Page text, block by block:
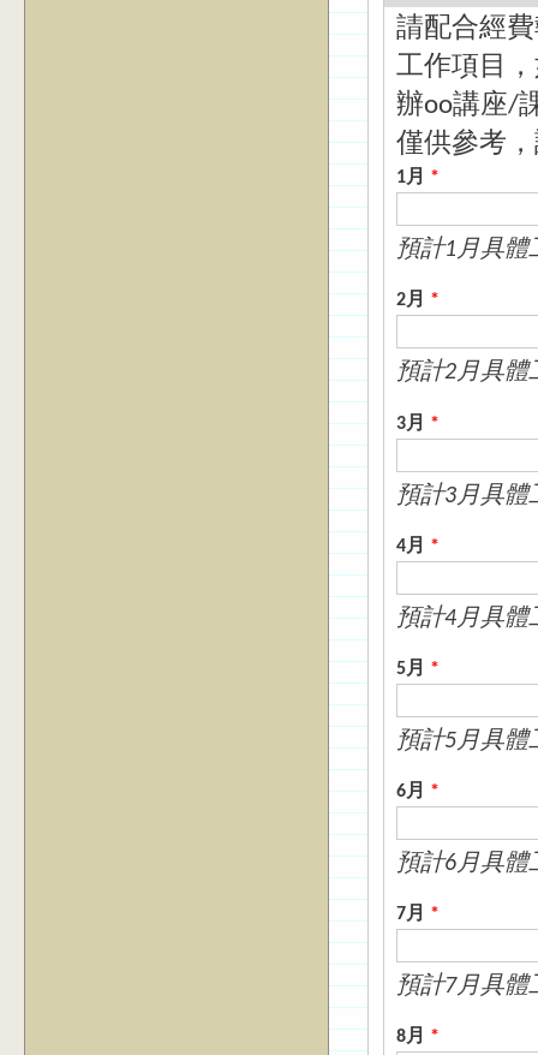
請配合經
工作項目
辦oo講座/
僅供參考
1月 *
預計1月具體
2月 *
預計2月具體
3月 *
預計3月具體
4月 *
預計4月具體
5月 *
預計5月具體
6月 *
預計6月具體
7月 *
預計7月具體
8月 *